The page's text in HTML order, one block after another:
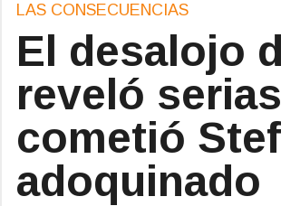
LAS CONSECUENCIAS
El desalojo
reveló
cometió
adoquinado